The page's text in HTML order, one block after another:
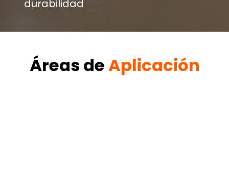
durabilidad
Áreas deAplicación